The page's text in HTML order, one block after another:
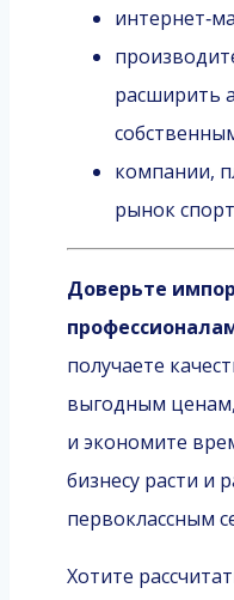
расширить
компании,
рынок
Доверьте
получаете
выгодным
и экономите
бизнесу расти и
первоклассным
Хотите